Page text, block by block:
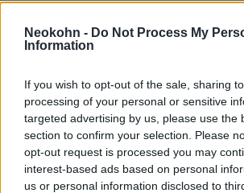
Neokohn - Do Not Process My
Information
If you wish to opt-out of the sale, sharing
processing of your personal or sensitive
targeted advertising by us, please use the
section to confirm your selection. Please
opt-out request is processed you may
interest-based ads based on personal
us or personal information disclosed to
eltiltották már a fellépéstől,
koncertjein rendszeresen
utalások és szimbólumok. A
list napilap azt írta, hogy a
„példátlan szervezettségét”
köszöntés, amely „tömeges
aláírását adó rezsimhez”